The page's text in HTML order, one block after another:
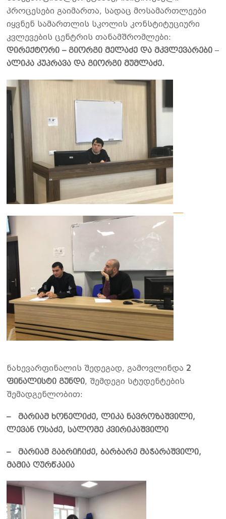
პროცესები გაიმართა, სადაც მოსამართლეები
იყვნენ სამართლის სკოლის კონსტიტუციური
კვლევების ცენტრის თანამშრომლები:
დირექტორი– გიორგი მელაძე და მკვლევარები–
ალიკა კუპრავადაგიორგი მუმლაძე.
ნახევარფინალის შედეგად, გამოვლინდა 2
ფინალისტი გუნდი, შემდეგი სტუდენტების
შემადგენლობით:
– მარიამ ხონელიძე, ლიკა ნავროზაშვილი,
ლევან ოსაძე, სალომე კვირიკაშვილი
– მარიამ გაბრიჩიძე, ბარბარე მაჭარაშვილი,
მამია ღურწკაია